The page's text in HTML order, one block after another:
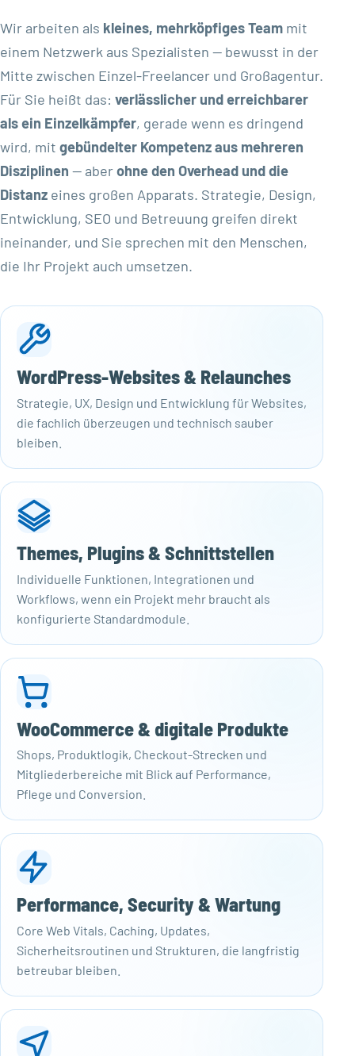
Wir arbeiten als kleines, mehrköpfiges Team mit
einem Netzwerk aus Spezialisten — bewusst in der
Mitte zwischen Einzel-Freelancer und Großagentur.
Für Sie heißt das: verlässlicher und erreichbarer
als ein Einzelkämpfer, gerade wenn es dringend
wird, mit gebündelter Kompetenz aus mehreren
Disziplinen — aberohne den Overhead und die
Distanz eines großen Apparats. Strategie, Design,
Entwicklung, SEO und Betreuung greifen direkt
ineinander, und Sie sprechen mit den Menschen,
die Ihr Projekt auch umsetzen.
WordPress-Websites & Relaunches
Strategie, UX, Design und Entwicklung für Websites,
die fachlich überzeugen und technisch sauber
bleiben.
Themes, Plugins & Schnittstellen
Individuelle Funktionen, Integrationen und
Workflows, wenn ein Projekt mehr braucht als
konfigurierte Standardmodule.
WooCommerce & digitale Produkte
Shops, Produktlogik, Checkout-Strecken und
Mitgliederbereiche mit Blick auf Performance,
Pflege und Conversion.
Performance, Security & Wartung
Core Web Vitals, Caching, Updates,
Sicherheitsroutinen und Strukturen, die langfristig
betreubar bleiben.